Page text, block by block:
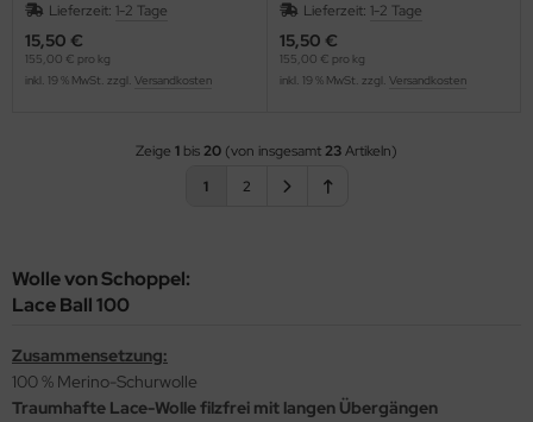
Lieferzeit: 1-2 Tage
15,50 €
155,00 € pro kg
inkl. 19 % MwSt. zzgl. Versandkosten
Lieferzeit: 1-2 Tage
15,50 €
155,00 € pro kg
inkl. 19 % MwSt. zzgl. Versandkosten
Zeige 1 bis20 (von insgesamt23Artikeln)
1
2
Wolle von Schoppel:
Lace Ball 100
Zusammensetzung:
100 % Merino-Schurwolle
Traumhafte Lace-Wolle filzfrei mit langen Übergängen